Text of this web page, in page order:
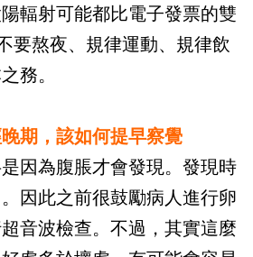
輻射可能都比電子發票的雙
要熬夜、規律運動、規律飲
務。
期，該如何提早察覺
因為腹脹才會發現。發現時
因此之前很鼓勵病人進行卵
音波檢查。不過，其實這麼